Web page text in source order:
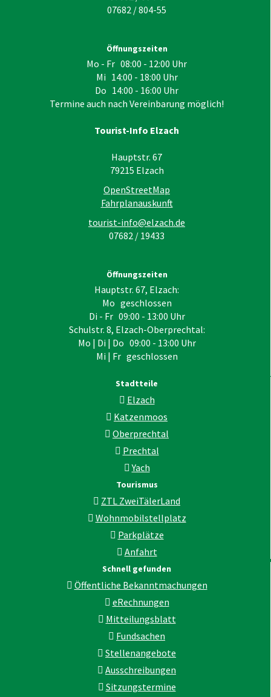
07682 / 804-55
Öffnungszeiten
Mo - Fr 08:00 - 12:00 Uhr
Mi 14:00 - 18:00 Uhr
Do 14:00 - 16:00 Uhr
Termine auch nach Vereinbarung möglich!
Tourist-Info Elzach
Hauptstr. 67
79215 Elzach
OpenStreetMap
Fahrplanauskunft
tourist-info@elzach.de
07682 / 19433
Öffnungszeiten
Hauptstr. 67, Elzach:
Mo geschlossen
Di - Fr 09:00 - 13:00 Uhr
Schulstr. 8, Elzach-Oberprechtal:
Mo | Di | Do 09:00 - 13:00 Uhr
Mi | Fr geschlossen
Stadtteile
Elzach
Katzenmoos
Oberprechtal
Prechtal
Yach
Tourismus
ZTL ZweiTälerLand
Wohnmobilstellplatz
Parkplätze
Anfahrt
Schnell gefunden
Öffentliche Bekanntmachungen
eRechnungen
Mitteilungsblatt
Fundsachen
Stellenangebote
Ausschreibungen
Sitzungstermine